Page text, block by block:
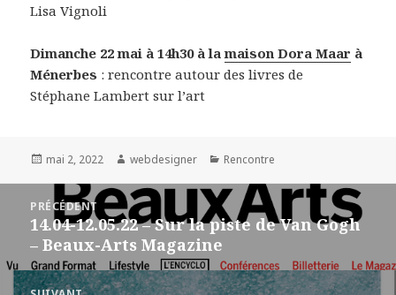
Lisa Vignoli
Dimanche 22 mai à 14h30 à lamaison Dora Maar à
Ménerbes : rencontre autour des livres de
Stéphane Lambert sur l’art
Publié
mai 2, 2022 Auteur
webdesigner Catégories
Rencontre
Navigation
l’article
PRÉCÉDENT
Article
précédent :
14.04-12.05.22 – Sur la piste de Van Gogh
– Beaux-Arts Magazine